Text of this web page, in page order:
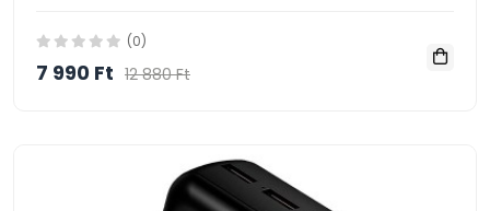
(0)
7 990 Ft 12 880 Ft